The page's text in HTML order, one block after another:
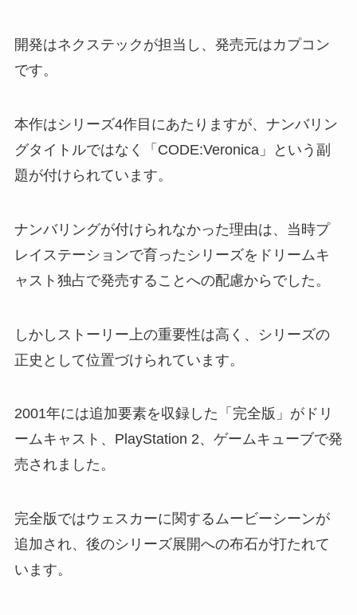
開発はネクステックが担当し、発売元はカプコン
です。
本作はシリーズ4作目にあたりますが、ナンバリン
グタイトルではなく「CODE:Veronica」という副
題が付けられています。
ナンバリングが付けられなかった理由は、当時プ
レイステーションで育ったシリーズをドリームキ
ャスト独占で発売することへの配慮からでした。
しかしストーリー上の重要性は高く、シリーズの
正史として位置づけられています。
2001年には追加要素を収録した「完全版」がドリ
ームキャスト、PlayStation 2、ゲームキューブで発
売されました。
完全版ではウェスカーに関するムービーシーンが
追加され、後のシリーズ展開への布石が打たれて
います。